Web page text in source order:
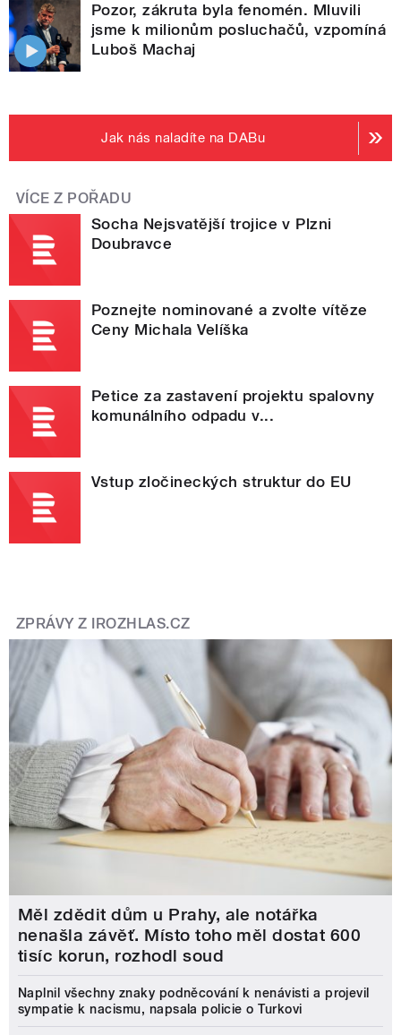
Pozor, zákruta byla fenomén. Mluvili
jsme k milionům posluchačů, vzpomíná
Luboš Machaj
Jak nás naladíte na DABu
VÍCE Z POŘADU
Socha Nejsvatější trojice v Plzni
Doubravce
Poznejte nominované a zvolte vítěze
Ceny Michala Velíška
Petice za zastavení projektu spalovny
komunálního odpadu v...
Vstup zločineckých struktur do EU
ZPRÁVY Z IROZHLAS.CZ
Měl zdědit dům u Prahy, ale notářka
nenašla závěť. Místo toho měl dostat 600
tisíc korun, rozhodl soud
Naplnil všechny znaky podněcování k nenávisti a projevil
sympatie k nacismu, napsala policie o Turkovi